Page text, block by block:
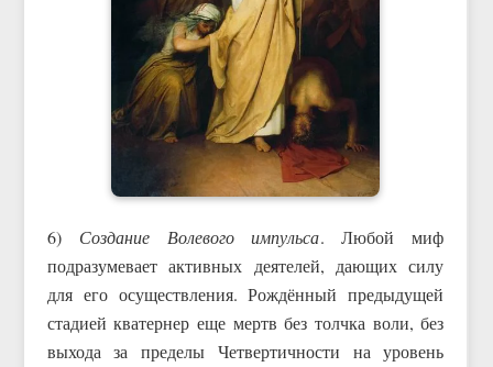
6) Создание Волевого импульса. Любой миф
подразумевает активных деятелей, дающих силу
для его осуществления. Рождённый предыдущей
стадией кватернер еще мертв без толчка воли, без
выхода за пределы Четвертичности на уровень